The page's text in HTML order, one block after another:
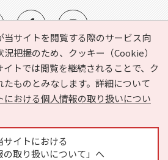
当サイトを閲覧する際のサービス向
況把握のため、クッキー（Cookie）
トでは閲覧を継続されることで、ク
たものとみなします。詳細について
における個人情報の取り扱いについ
サイトにおける
の取り扱いについて」へ
とは？ お気に入り
ヘルプ
の取り扱いについて
運営会社
広告掲載に関するお問い合わせ